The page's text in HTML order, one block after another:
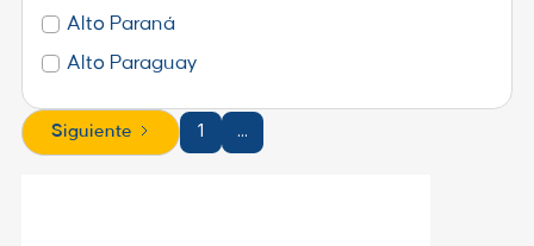
Alto Paraná
Alto Paraguay
Siguiente 1 ...